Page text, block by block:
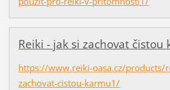
Reiki - jak si zachovat čistou
https://www.reiki-oasa.cz/products/
zachovat-cistou-karmu1/